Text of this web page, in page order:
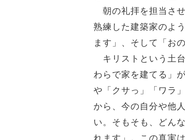
朝の礼拝を担当させ
熟練した建築家のよ
ます」、そして「お
キリストという土台
わらで家を建てる」
や「クサっ」「ワラ
から、今の自分や他
い。そもそも、どん
れます」。この真実